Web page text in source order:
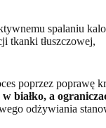
spalaniu
tkanki tłuszczowej,
poprzez poprawę
a
odżywiania